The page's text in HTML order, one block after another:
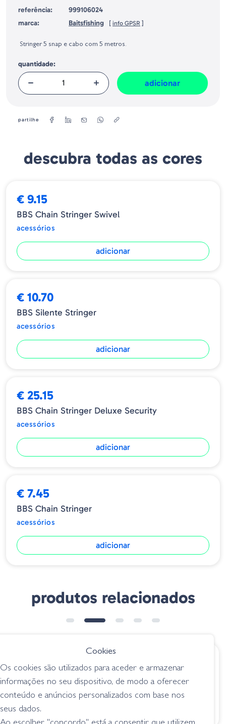
referência:
999106024
marca:
Baitsfishing [ info GPSR ]
Europeia, dos produtos da marca, conforme requerido no Regulamento
Stringer 5 snap e cabo com 5 metros.
quantidade:
adicionar
partilhe
descubra todas as cores
€ 9.15
BBS Chain Stringer Swivel
acessórios
adicionar
€ 10.70
BBS Silente Stringer
acessórios
adicionar
€ 25.15
BBS Chain Stringer Deluxe Security
acessórios
adicionar
€ 7.45
BBS Chain Stringer
acessórios
adicionar
produtos relacionados
€ 26.60
BBS Cull System
Maeket 15443 6
Market Multicolor
acessórios
F/2 Faldillas 150mm
CorGB
Cookies
Os cookies são utilizados para aceder e armazenar
informações no seu dispositivo, de modo a oferecer
conteúdo e anúncios personalizados com base nos
seus dados.